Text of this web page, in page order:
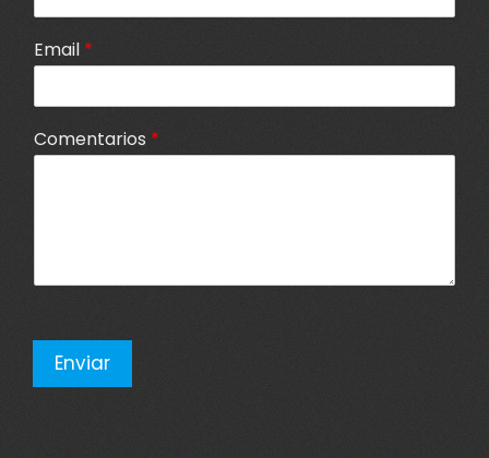
Email *
Comentarios *
Enviar